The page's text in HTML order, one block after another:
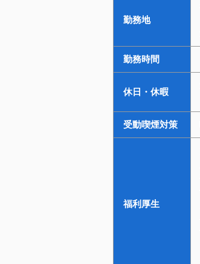
勤務地
勤務時間
休日・休暇
受動喫煙対策
福利厚生